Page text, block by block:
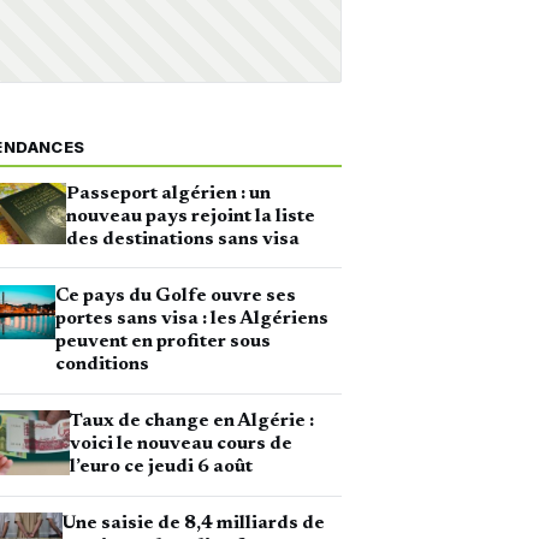
Passeport algérien : un
nouveau pays rejoint la liste
des destinations sans visa
Ce pays du Golfe ouvre ses
portes sans visa : les Algériens
peuvent en profiter sous
conditions
Taux de change en Algérie :
voici le nouveau cours de
l’euro ce jeudi 6 août
Une saisie de 8,4 milliards de